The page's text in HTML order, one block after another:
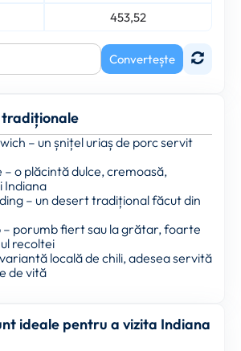
453,52
Convertește
– un șnițel uriaș de porc servit
o plăcintă dulce, cremoasă,
Indiana
– un desert tradițional făcut din
– porumb fiert sau la grătar, foarte
recoltei
locală de chili, adesea servită
de vită
ideale pentru a vizita Indiana